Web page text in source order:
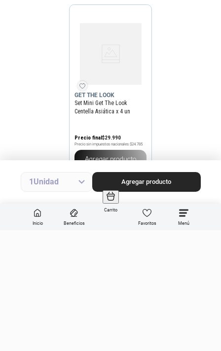
Inicio Beneficios
Carrito
Favoritos
1 Agregar producto
GET THE LOOK
Set Mini Get The Look
Centella Asiática x 4 un
Precio final$29.990
Precio sin impuestos nacionales $24.785
Agregar producto